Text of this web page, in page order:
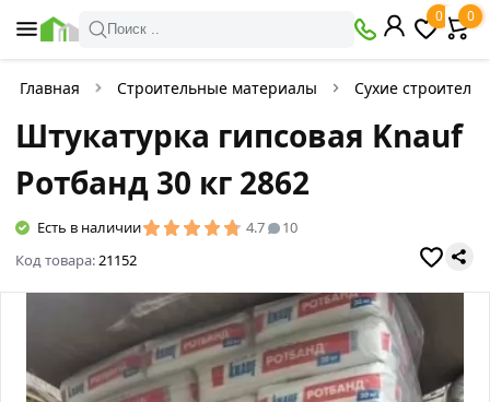
Поиск ..
0 0
Главная Строительные материалы Сухие
Штукатурка гипсовая Knauf
Ротбанд 30 кг 2862
Есть в наличии 4.7
10
Код товара:21152